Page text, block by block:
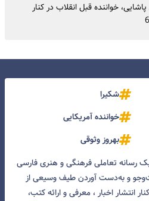
خواننده قبل انقلاب در کنار
شکیرا
خواننده آمریکایی
بهروز وثوقی
رسانه تعاملی فرهنگی و هنری فارسی
و به‌دست آوردن طیف وسیعی از
انتشار اخبار ، معرفی و ارائه کتب،